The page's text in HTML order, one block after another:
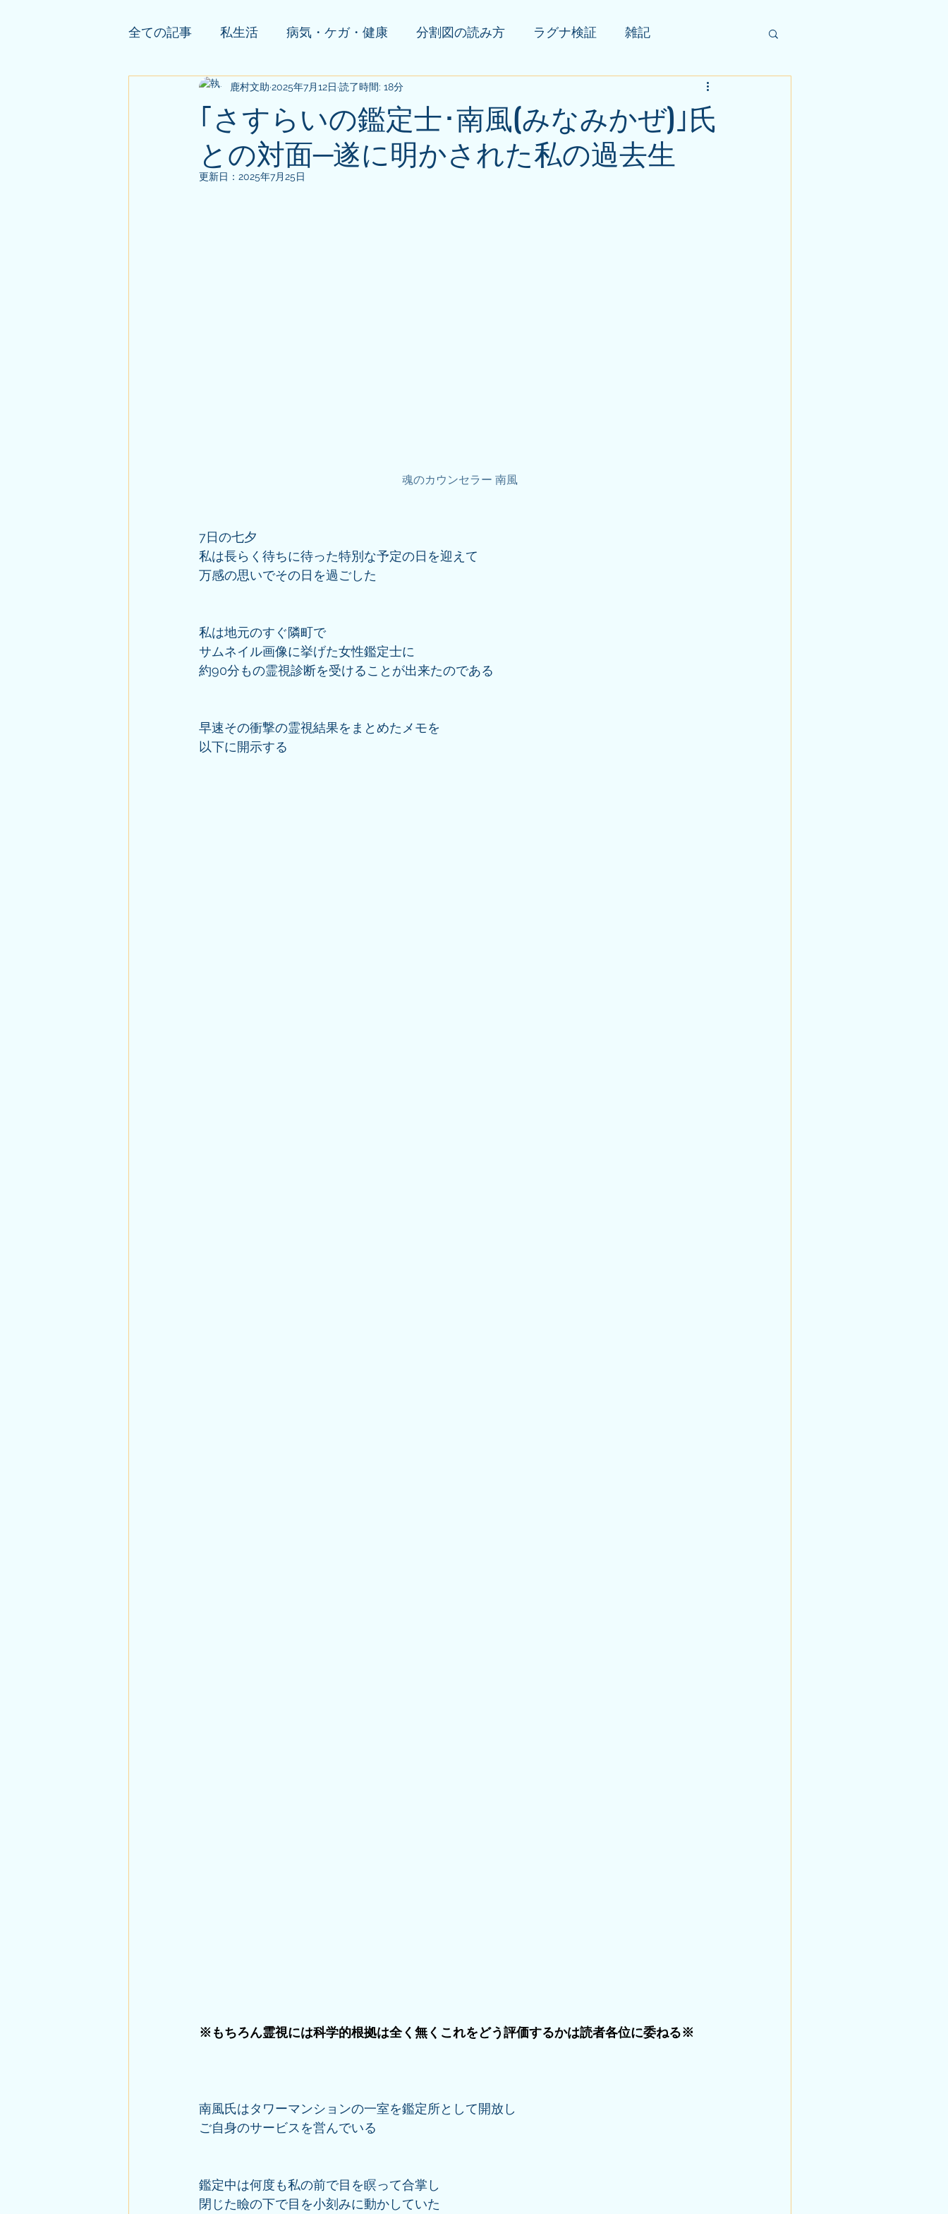
全ての記事 私生活 病気・ケガ・健康 分割図の読み方 ラグナ検証 雑記
依頼者様の公開鑑定 その他(告知等)
｢さすらいの鑑定士･南風(みなみかぜ)｣氏
との対面─遂に明かされた私の過去生
鹿村文助 2025年7月12日 読了時間: 18分
更新日： 2025年7月25日
魂のカウンセラー 南風
7日の七夕
私は長らく待ちに待った特別な予定の日を迎えて
万感の思いでその日を過ごした
私は地元のすぐ隣町で
サムネイル画像に挙げた女性鑑定士に
約90分もの霊視診断を受けることが出来たのである
早速その衝撃の霊視結果をまとめたメモを
以下に開示する
※もちろん霊視には科学的根拠は全く無くこれをどう評価するかは読者各位に委ねる※
南風氏はタワーマンションの一室を鑑定所として開放し
ご自身のサービスを営んでいる
鑑定中は何度も私の前で目を瞑って合掌し
閉じた瞼の下で目を小刻みに動かしていた